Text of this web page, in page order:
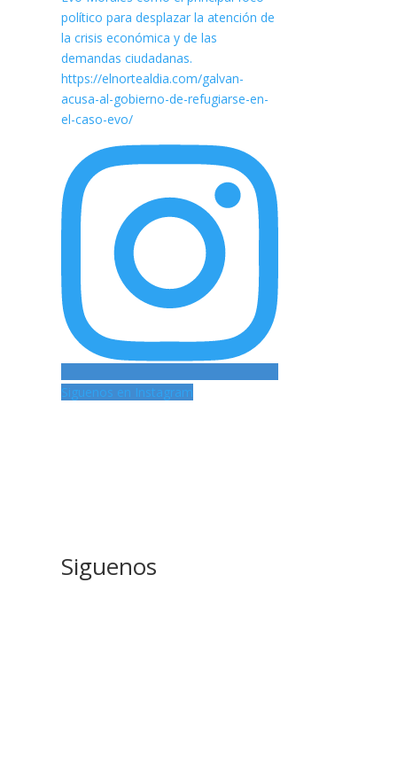
Siguenos en Instagram
Siguenos